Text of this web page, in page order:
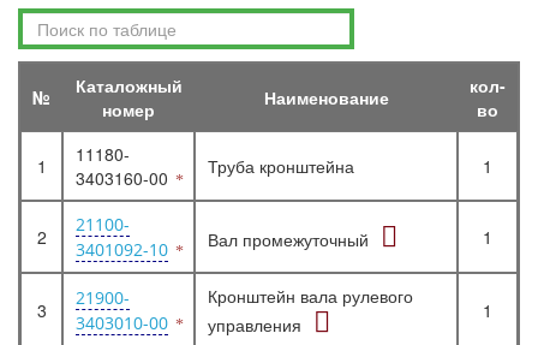
№
Каталожный
номер
Наименование
кол-
во
1
11180-
3403160-00
Труба кронштейна 1
2
21100-
3401092-10
Вал промежуточный 1
3
21900-
3403010-00
Кронштейн вала рулевого
управления
1